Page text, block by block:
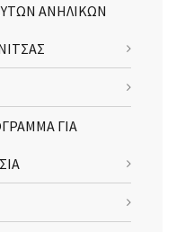
ΑΝΗΛΙΚΩΝ
ΓΙΑ